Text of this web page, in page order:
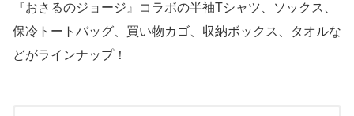
『おさるのジョージ』コラボの半袖Tシャツ、ソックス、
保冷トートバッグ、買い物カゴ、収納ボックス、タオルな
どがラインナップ！